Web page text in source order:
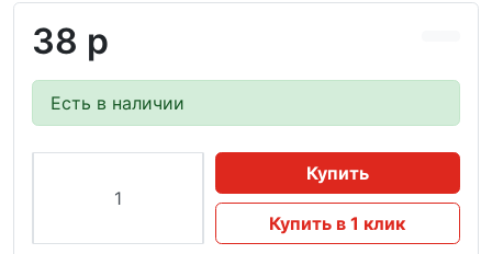
38 р
Есть в наличии
Купить
Купить в 1 клик